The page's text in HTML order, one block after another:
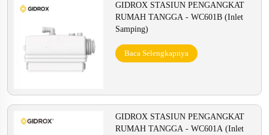
rumah tangga Anda, menyediakan air minum bersih, sambil memenuhi
kebutuhan irigasi halaman dan taman Anda, meningkatkan kualitas hidup,
dan menambah kenyamanan.
GIDROX STASIUN PENGANGKAT
RUMAH TANGGA - WC601B (Inlet
Samping)
Baca Selengkapnya
GIDROX STASIUN PENGANGKAT
RUMAH TANGGA - WC601A (Inlet